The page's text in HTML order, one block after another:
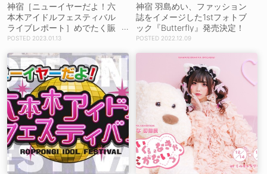
神宿［ニューイヤーだよ！六
本木アイドルフェスティバル
ライブレポート］めでたく賑
やかに作り上げた至福のステ
ような年になりますように」
2023.01.13
神宿 羽島めい、ファッション
誌をイメージした1stフォトブ
ック『Butterfly』発売決定！
2022.12.09